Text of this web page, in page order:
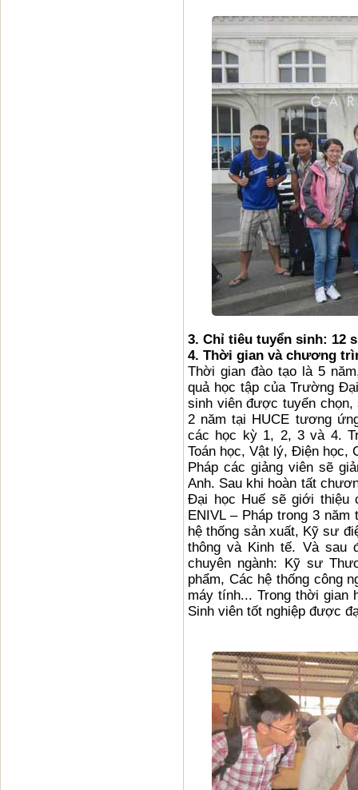
3. Chỉ tiêu tuyển sinh: 12
4. Thời gian và chương
Thời gian đào tạo là 5
quả học tập của Trường
sinh viên được tuyển
2 năm tại HUCE tương
các học kỳ 1, 2, 3 và 4.
Toán học, Vật lý, Điện học,
Pháp các giảng viên sẽ
Anh. Sau khi hoàn tất
Đại học Huế sẽ giới thiệu
ENIVL – Pháp trong 3
hệ thống sản xuất, Kỹ sư
thông và Kinh tế. Và sau
chuyên ngành: Kỹ sư
phẩm, Các hệ thống công
máy tính... Trong thời gian
Sinh viên tốt nghiệp được